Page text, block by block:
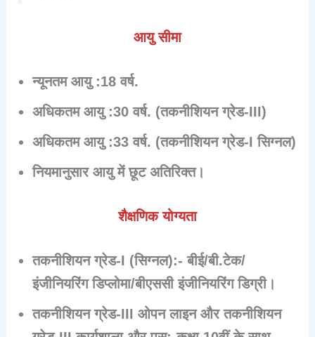
आयु सीमा
न्यूनतम आयु :18 वर्ष.
अधिकतम आयु :30 वर्ष. (तकनीशियन ग्रेड-III)
अधिकतम आयु :33 वर्ष. (तकनीशियन ग्रेड-I सिग्नल)
नियमानुसार आयु में छूट अतिरिक्त।
शैक्षणिक योग्यता
तकनीशियन ग्रेड-I (सिग्नल):- बीई/बी.टेक/
इंजीनियरिंग डिप्लोमा/बीएससी इंजीनियरिंग डिग्री।
तकनीशियन ग्रेड-III ओपन लाइन और तकनीशियन